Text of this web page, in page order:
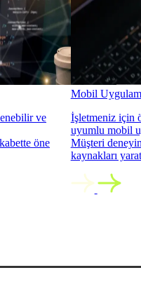
ve
öne
Mobil
İşletmeniz için
uyumlu mobil
Müşteri
kaynakları